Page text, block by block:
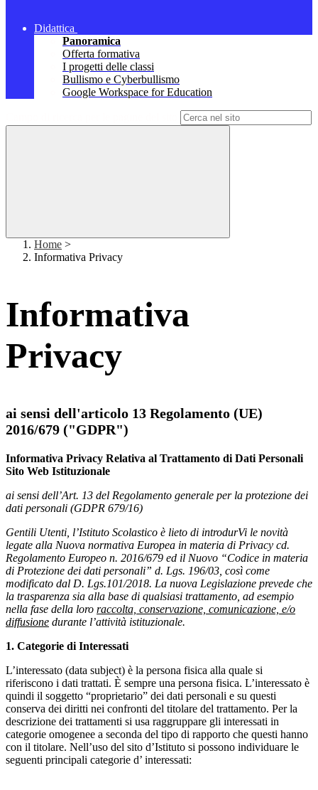
Didattica
Panoramica
Offerta formativa
I progetti delle classi
Bullismo e Cyberbullismo
Google Workspace for Education
Home >
Informativa Privacy
Informativa
Privacy
ai sensi dell'articolo 13 Regolamento (UE)
2016/679 ("GDPR")
Informativa Privacy Relativa al Trattamento di Dati Personali
Sito Web Istituzionale
ai sensi dell’Art. 13 del Regolamento generale per la protezione dei
dati personali (GDPR 679/16)
Gentili Utenti, l’Istituto Scolastico è lieto di introdurVi le novità
legate alla Nuova normativa Europea in materia di Privacy cd.
Regolamento Europeo n. 2016/679 ed il Nuovo “Codice in materia
di Protezione dei dati personali” d. Lgs. 196/03, così come
modificato dal D. Lgs.101/2018. La nuova Legislazione prevede che
la trasparenza sia alla base di qualsiasi trattamento, ad esempio
nella fase della loro raccolta, conservazione, comunicazione, e/o
diffusione durante l’attività istituzionale.
1. Categorie di Interessati
L’interessato (data subject) è la persona fisica alla quale si
riferiscono i dati trattati. È sempre una persona fisica. L’interessato è
quindi il soggetto “proprietario” dei dati personali e su questi
conserva dei diritti nei confronti del titolare del trattamento. Per la
descrizione dei trattamenti si usa raggruppare gli interessati in
categorie omogenee a seconda del tipo di rapporto che questi hanno
con il titolare. Nell’uso del sito d’Istituto si possono individuare le
seguenti principali categorie d’ interessati: